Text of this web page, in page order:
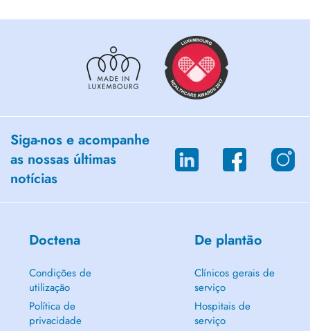
Siga-nos e acompanhe
as nossas últimas
notícias
Doctena
Condições de
utilização
Política de
privacidade
De plantão
Clínicos gerais de
serviço
Hospitais de
serviço